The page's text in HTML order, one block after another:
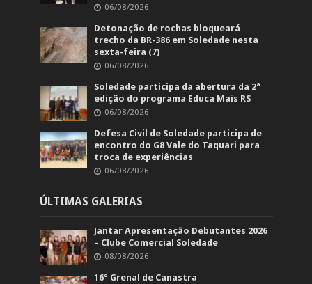
06/08/2026
Detonação de rochas bloqueará
trecho da BR-386 em Soledade nesta
sexta-feira (7)
06/08/2026
Soledade participa da abertura da 2ª
edição do programa Educa Mais RS
06/08/2026
Defesa Civil de Soledade participa de
encontro do G8 Vale do Taquari para
troca de experiências
06/08/2026
ÚLTIMAS GALERIAS
Jantar Apresentação Debutantes 2026
– Clube Comercial Soledade
08/08/2026
16º Grenal de Canastra